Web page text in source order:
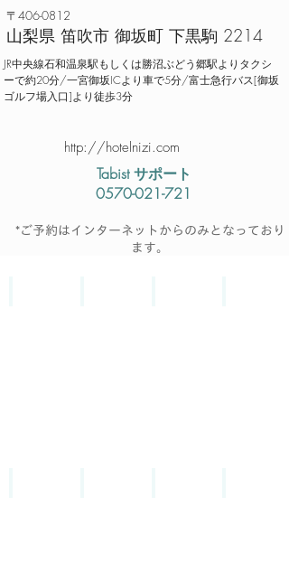
〒406-0812
山梨県 笛吹市 御坂町 下黒駒 2214
JR中央線石和温泉駅もしくは勝沼ぶどう郷駅よりタクシ
ーで約20分/一宮御坂ICより車で5分/富士急行バス[御坂
ゴルフ場入口]より徒歩3分
http://hotelnizi.com
Tabist サポート
0570-021-721
*ご予約はインターネットからのみとなっており
ます。